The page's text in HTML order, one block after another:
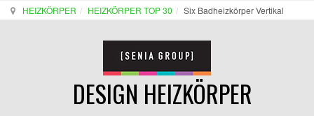
HEIZKÖRPER HEIZKÖRPER TOP 30 Six Badheizkörper Vertikal
DESIGN HEIZKÖRPER